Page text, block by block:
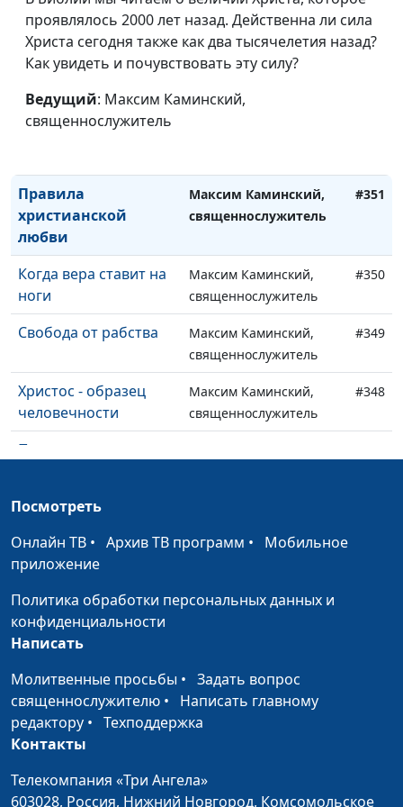
проявлялось 2000 лет назад. Действенна ли сила
Христа сегодня также как два тысячелетия назад?
Как увидеть и почувствовать эту силу?
Ведущий: Максим Каминский,
священнослужитель
преимущества?
Благотворительность
Христа и Его
учеников
Максим Каминский,
священнослужитель
#353
Лучшее для себя и
Правила
христианской
любви
Максим Каминский,
священнослужитель
#351
Когда вера ставит на
ноги
Максим Каминский,
священнослужитель
#350
Свобода от рабства
Максим Каминский,
священнослужитель
#349
Христос - образец
человечности
Максим Каминский,
священнослужитель
#348
Подлинная
ответственность
Подлинная
человечность: делать
свое дело до конца
Максим Каминский,
Подлинная
человечность: в чем
твоя ценность?
Божий план спасения
Павел Меженин,
священнослужитель
Как Бог нас спасает?
священнослужитель
Посмотреть
Онлайн ТВ • Архив ТВ программ • Мобильное
приложение
Политика обработки персональных данных и
конфиденциальности
Написать
Молитвенные просьбы • Задать вопрос
священнослужителю • Написать главному
редактору • Техподдержка
Контакты
Телекомпания «Три Ангела»
603028, Россия, Нижний Новгород, Комсомольское